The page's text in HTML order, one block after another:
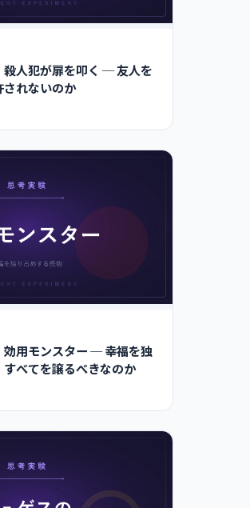
殺人犯が扉を叩く ─ 友人を
れないのか
効用モンスター ─ 幸福を独
べてを譲るべきなのか